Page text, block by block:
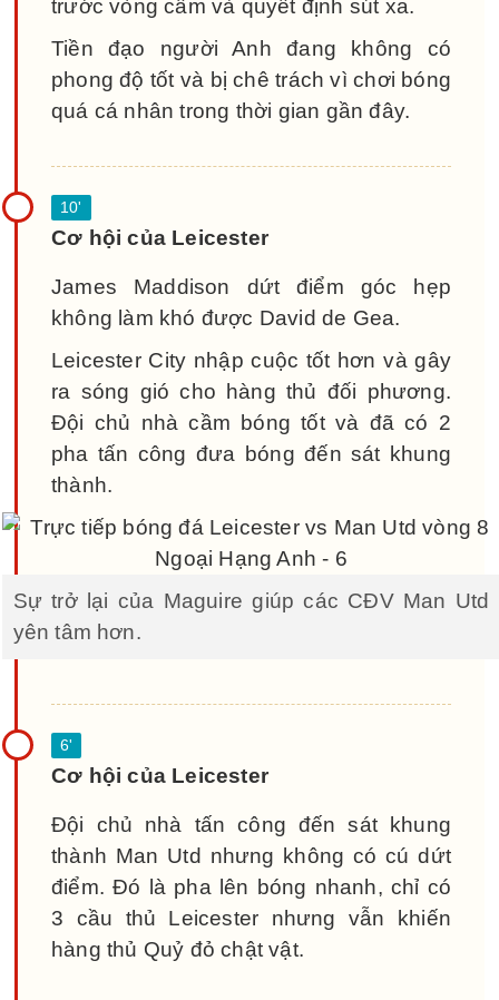
trước vòng cấm và quyết định sút xa.
Tiền đạo người Anh đang không có
phong độ tốt và bị chê trách vì chơi bóng
quá cá nhân trong thời gian gần đây.
Cơ hội của Leicester
James Maddison dứt điểm góc hẹp
không làm khó được David de Gea.
Leicester City nhập cuộc tốt hơn và gây
ra sóng gió cho hàng thủ đối phương.
Đội chủ nhà cầm bóng tốt và đã có 2
pha tấn công đưa bóng đến sát khung
thành.
Sự trở lại của Maguire giúp các CĐV Man Utd
yên tâm hơn.
Cơ hội của Leicester
Đội chủ nhà tấn công đến sát khung
thành Man Utd nhưng không có cú dứt
điểm. Đó là pha lên bóng nhanh, chỉ có
3 cầu thủ Leicester nhưng vẫn khiến
hàng thủ Quỷ đỏ chật vật.